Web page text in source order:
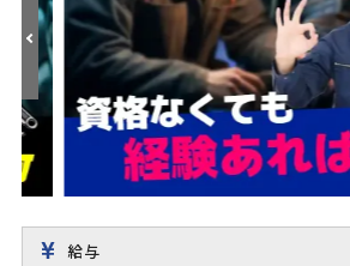
給与